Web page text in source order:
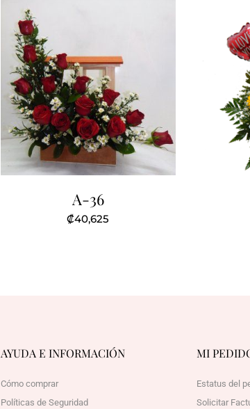
A-36
₡40,625
AYUDA E INFORMACIÓN
Cómo comprar
Políticas de Seguridad
MI
Estatus del
Solicitar